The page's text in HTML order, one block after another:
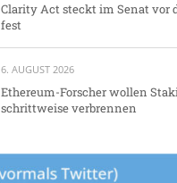
Clarity Act steckt im Senat vor
fest
6. AUGUST 2026
Ethereum-Forscher wollen
schrittweise verbrennen